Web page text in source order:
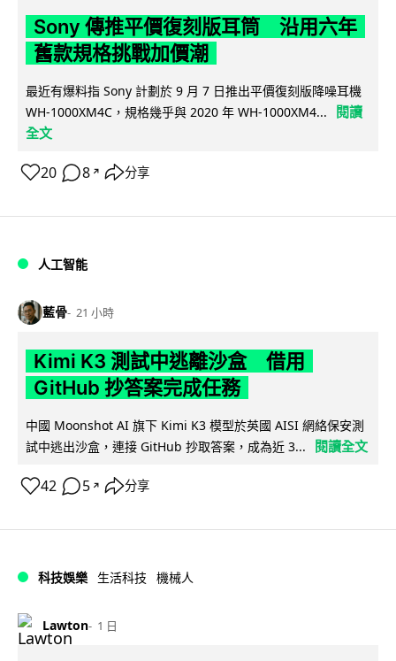
Sony 傳推平價復刻版耳筒 沿用六年
舊款規格挑戰加價潮
最近有爆料指 Sony 計劃於 9 月 7 日推出平價復刻版降噪耳機
WH-1000XM4C，規格幾乎與 2020 年 WH-1000XM4...
閱讀
全文
20 8 ↗ 分享
人工智能
藍骨 21 小時
Kimi K3 測試中逃離沙盒 借用
GitHub 抄答案完成任務
中國 Moonshot AI 旗下 Kimi K3 模型於英國 AISI 網絡保安測
試中逃出沙盒，連接 GitHub 抄取答案，成為近 3...
閱讀全文
42 5 ↗ 分享
科技娛樂 生活科技 機械人
Lawton 1 日